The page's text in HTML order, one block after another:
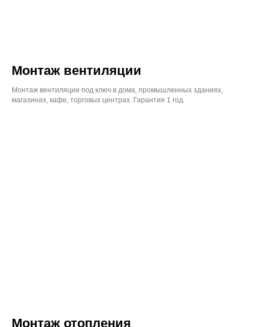
Монтаж вентиляции
Монтаж вентиляции под ключ в дома, промышленных зданиях,
магазинах, кафе, торговых центрах. Гарантия 1 год.
Монтаж отопления